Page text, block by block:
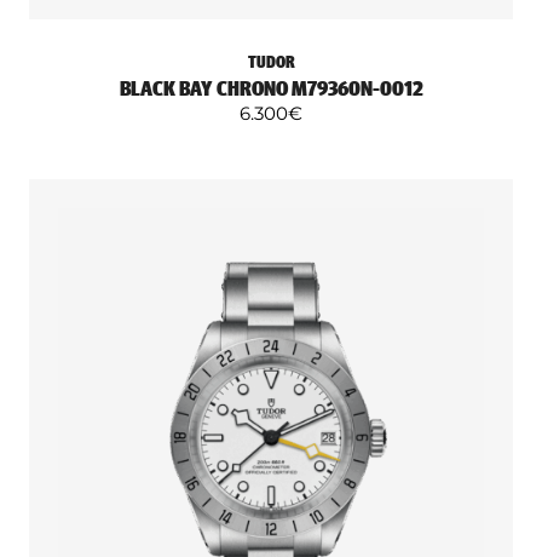
TUDOR
BLACK BAY CHRONO M79360N-0012
6.300€